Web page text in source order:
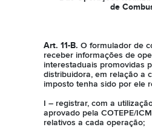
de
Art. 11-B. O formulador de
receber informações de
interestaduais promovidas
distribuidora, em relação a
imposto tenha sido por ele
I – registrar, com a
aprovado pela COTEPE/
relativos a cada operação;